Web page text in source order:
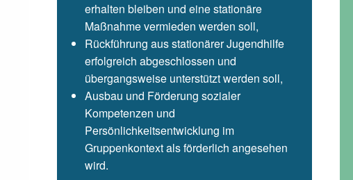
erhalten bleiben und eine stationäre
Maßnahme vermieden werden soll,
Rückführung aus stationärer Jugendhilfe
erfolgreich abgeschlossen und
übergangsweise unterstützt werden soll,
Ausbau und Förderung sozialer
Kompetenzen und
Persönlichkeitsentwicklung im
Gruppenkontext als förderlich angesehen
wird.